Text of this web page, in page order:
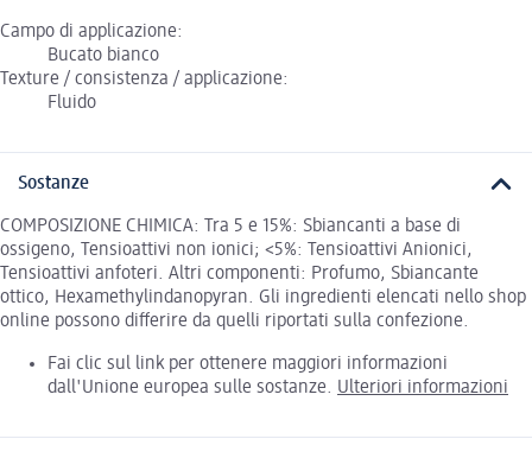
Campo di applicazione:
Bucato bianco
Texture / consistenza / applicazione:
Fluido
Sostanze
COMPOSIZIONE CHIMICA: Tra 5 e 15%: Sbiancanti a base di
ossigeno, Tensioattivi non ionici; <5%: Tensioattivi Anionici,
Tensioattivi anfoteri. Altri componenti: Profumo, Sbiancante
ottico, Hexamethylindanopyran. Gli ingredienti elencati nello shop
online possono differire da quelli riportati sulla confezione.
Fai clic sul link per ottenere maggiori informazioni
dall'Unione europea sulle sostanze. Ulteriori informazioni